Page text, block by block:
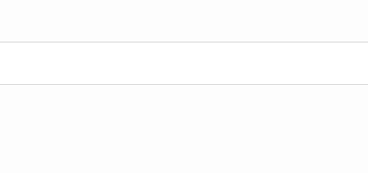
интересует. Система автоматически подберёт варианты по
неизвестную букву можно заменить подстановочным
несколько слов в запросе. Например, если написать в